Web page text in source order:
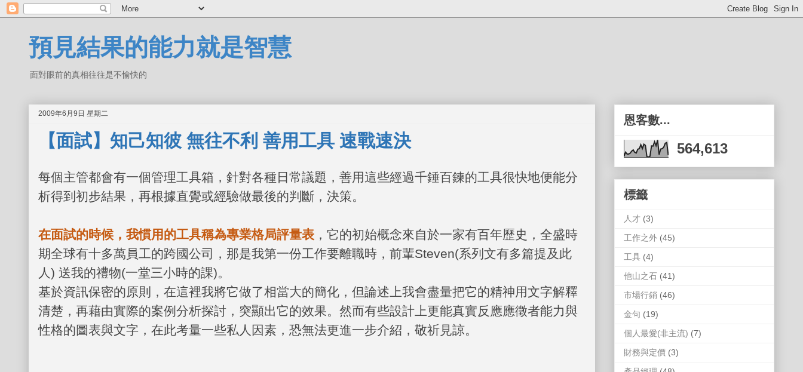
預見結果的能力就是智慧
面對眼前的真相往往是不愉快的
2009年6月9日 星期二
【面試】知己知彼 無往不利 善用工具 速戰速決
每個主管都會有一個管理工具箱，針對各種日常議題，善用這些經過千錘百鍊的工具很快地便能分
析得到初步結果，再根據直覺或經驗做最後的判斷，決策。
在面試的時候，我慣用的工具稱為專業格局評量表 ，它的初始概念來自於一家有百年歷史，全盛時
期全球有十多萬員工的跨國公司，那是我第一份工作要離職時，前輩Steven(系列文有多篇提及此
人) 送我的禮物(一堂三小時的課)。
基於資訊保密的原則，在這裡我將它做了相當大的簡化，但論述上我會盡量把它的精神用文字解釋
清楚，再藉由實際的案例分析探討，突顯出它的效果。然而有些設計上更能真實反應應徵者能力與
性格的圖表與文字，在此考量一些私人因素，恐無法更進一步介紹，敬祈見諒。
恩客數...
564,613
標籤
人才 (3)
工作之外 (45)
工具 (4)
他山之石 (41)
市場行銷 (46)
金句 (19)
個人最愛(非主流) (7)
財務與定價 (3)